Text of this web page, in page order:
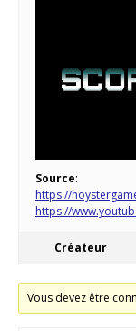
Source:
https://
https://
Créateur
Vous devez être